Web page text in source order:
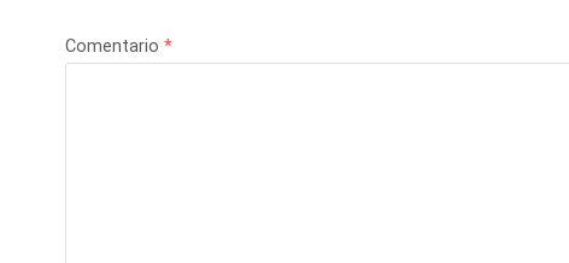
Comentario *